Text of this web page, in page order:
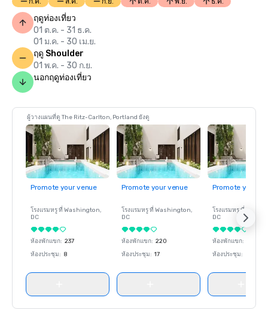
ฤดูท่องเที่ยว
01 ต.ค. - 31 ธ.ค.
01 ม.ค. - 30 เม.ย.
ฤดู Shoulder
01 พ.ค. - 30 ก.ย.
นอกฤดูท่องเที่ยว
ผู้วางแผนที่ดู The Ritz-Carlton, Portland ยังดู
Promote your venue
โรงแรมหรู ที่ Washington,
DC
ห้องพักแขก: 237
ห้องประชุม: 8
Promote your venue
โรงแรมหรู ที่ Washington,
DC
ห้องพักแขก: 220
ห้องประชุม: 17
Promote your
โรงแรมหรู ที่
DC
ห้องพักแขก:
ห้องประชุม: